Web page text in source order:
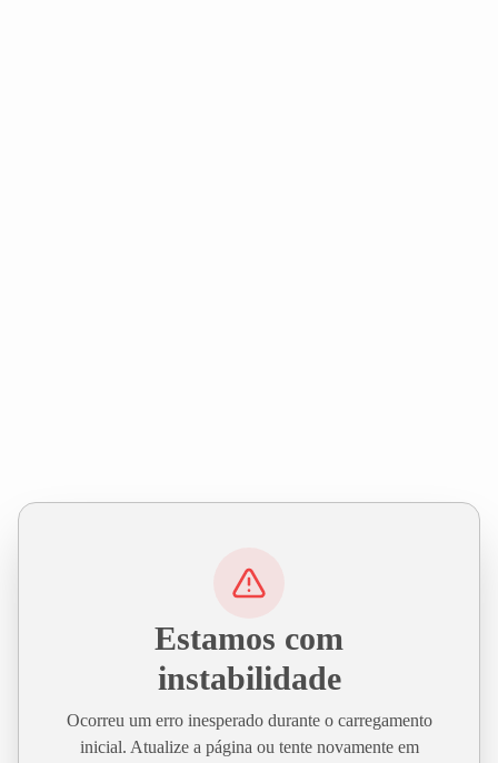
Estamos com
instabilidade
Ocorreu um erro inesperado durante o carregamento
inicial. Atualize a página ou tente novamente em